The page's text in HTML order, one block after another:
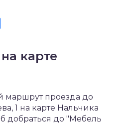
карте
маршрут проезда до
1 на карте Нальчика
добраться до "Мебель